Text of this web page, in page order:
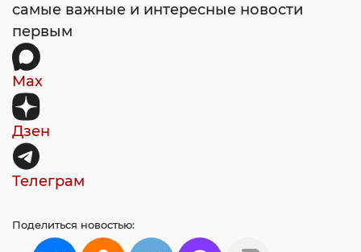
самые важные и интересные новости
первым
Max
Дзен
Телеграм
Поделиться новостью: